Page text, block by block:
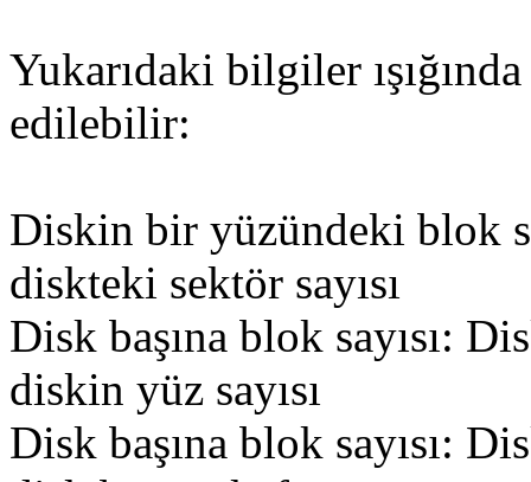
Yukarıdaki bilgiler
edilebilir:
Diskin bir yüzündeki blok
diskteki sektör sayısı
Disk başına blok sayısı:
diskin yüz sayısı
Disk başına blok sayısı: